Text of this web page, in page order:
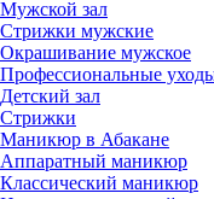
Мужской зал
Стрижки мужские
Окрашивание мужское
Профессиональные
Детский зал
Стрижки
Маникюр в Абакане
Аппаратный маникюр
Классический маникюр